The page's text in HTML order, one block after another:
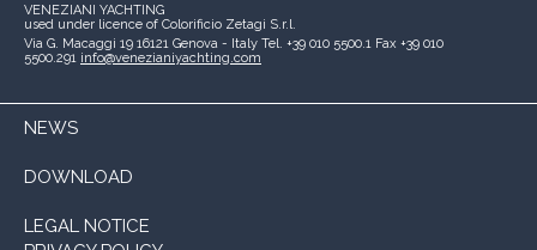
VENEZIANI YACHTING
used under licence of Colorificio Zetagi S.r.l.
Via G. Macaggi 19 16121 Genova - Italy Tel. +39 010 5500.1 Fax +39 010
5500.291 info@venezianiyachting.com
NEWS
DOWNLOAD
LEGAL NOTICE